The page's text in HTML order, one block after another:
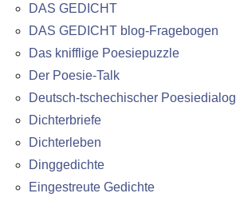
DAS GEDICHT
DAS GEDICHT blog-Fragebogen
Das knifflige Poesiepuzzle
Der Poesie-Talk
Deutsch-tschechischer Poesiedialog
Dichterbriefe
Dichterleben
Dinggedichte
Eingestreute Gedichte